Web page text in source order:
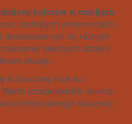
kolorów w makijażu
osobistych preferencjach.
dostosowanych do różnych
idealnych odcieni
okazje.
to kluczowy krok ku
przeprowadzić analizę
profesjonalnego wizażysty,